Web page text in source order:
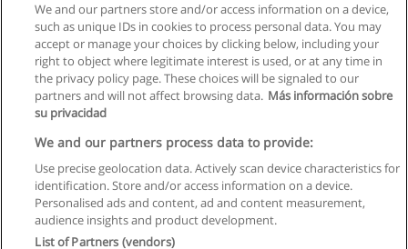
Regras de uso
Privacidade de dados
We and our partners store and/or access information on a device,
such as unique IDs in cookies to process personal data. You may
accept or manage your choices by clicking below, including your
right to object where legitimate interest is used, or at any time in
the privacy policy page. These choices will be signaled to our
partners and will not affect browsing data. Más información sobre
su privacidad
We and our partners process data to provide:
Use precise geolocation data. Actively scan device characteristics for
identification. Store and/or access information on a device.
Personalised ads and content, ad and content measurement,
audience insights and product development.
List of Partners (vendors)